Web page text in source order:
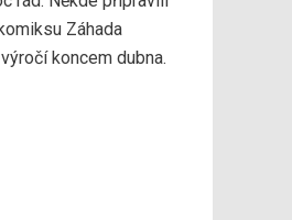
Záhada
koncem dubna.